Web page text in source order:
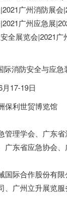
广州消防展会
广州应急展
全展览会|2021广
际消防安全与应急
17-19日
保利世贸博览馆
管理学会、广东
广东省应急协会
国际合作股份有
、广州立升展览服